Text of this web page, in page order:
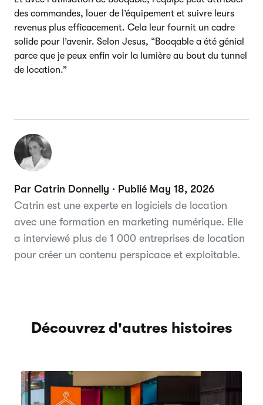
des commandes, louer de l’équipement et suivre leurs
revenus plus efficacement. Cela leur fournit un cadre
solide pour l’avenir. Selon Jesus, “Booqable a été génial
parce que je peux enfin voir la lumière au bout du tunnel
de location.”
Par Catrin Donnelly · Publié May 18, 2026
Catrin est une experte en logiciels de location
avec une formation en marketing numérique. Elle
a interviewé plus de 1 000 entreprises de location
pour créer un contenu perspicace et exploitable.
Découvrez d'autres histoires